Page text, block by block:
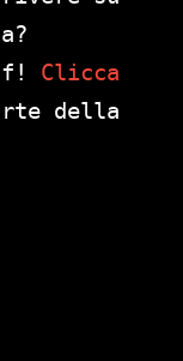
Clicca
della